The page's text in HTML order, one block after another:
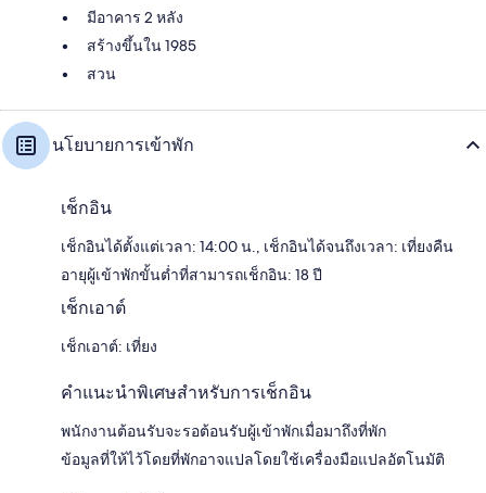
มีอาคาร 2 หลัง
สร้างขึ้นใน 1985
สวน
นโยบายการเข้าพัก
เช็กอิน
เช็กอินได้ตั้งแต่เวลา: 14:00 น., เช็กอินได้จนถึงเวลา: เที่ยงคืน
อายุผู้เข้าพักขั้นต่ำที่สามารถเช็กอิน: 18 ปี
เช็กเอาต์
เช็กเอาต์: เที่ยง
คำแนะนำพิเศษสำหรับการเช็กอิน
พนักงานต้อนรับจะรอต้อนรับผู้เข้าพักเมื่อมาถึงที่พัก
ข้อมูลที่ให้ไว้โดยที่พักอาจแปลโดยใช้เครื่องมือแปลอัตโนมัติ